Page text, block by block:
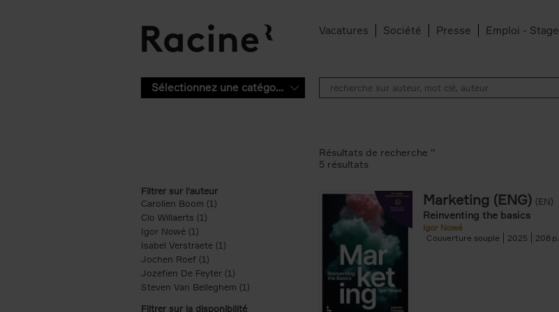
Vacatures Société Presse Emploi - Stage
Sélectionnez une catégorie
Filtrer sur l'auteur
Carolien Boom (1)
Clo Willaerts (1)
Igor Nowé (1)
Isabel Verstraete (1) Apply Isabel Verstraete filter
Jochen Roef (1)
Jozefien De Feyter (1) Apply Jozefien De Feyter filter
Steven Van Belleghem (1) Apply Steven Van Belleghem filter
Filtrer sur la disponibilité
Résultats de recherche ''
5 résultats
Marketing (ENG) (EN)
Reinventing the basics
Igor Nowé
Couverture souple
2025 208